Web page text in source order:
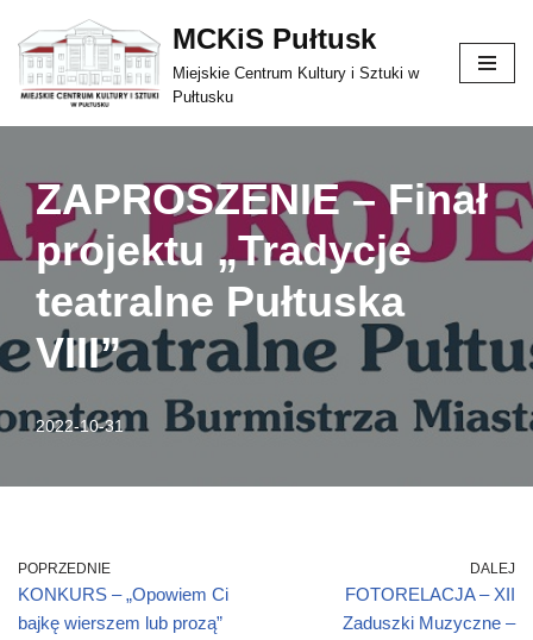
treści
Przejdź
do
MCKiS Pułtusk
Miejskie Centrum Kultury i Sztuki w
Pułtusku
ZAPROSZENIE – Finał
projektu „Tradycje
teatralne Pułtuska
VIII”
2022-10-31
POPRZEDNIE
KONKURS – „Opowiem Ci
bajkę wierszem lub prozą”
DALEJ
FOTORELACJA – XII
Zaduszki Muzyczne –